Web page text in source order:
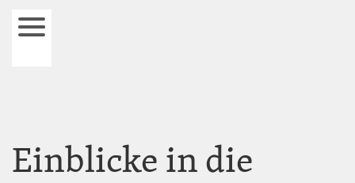
zum
Inhalt Navigation
Einblicke in die